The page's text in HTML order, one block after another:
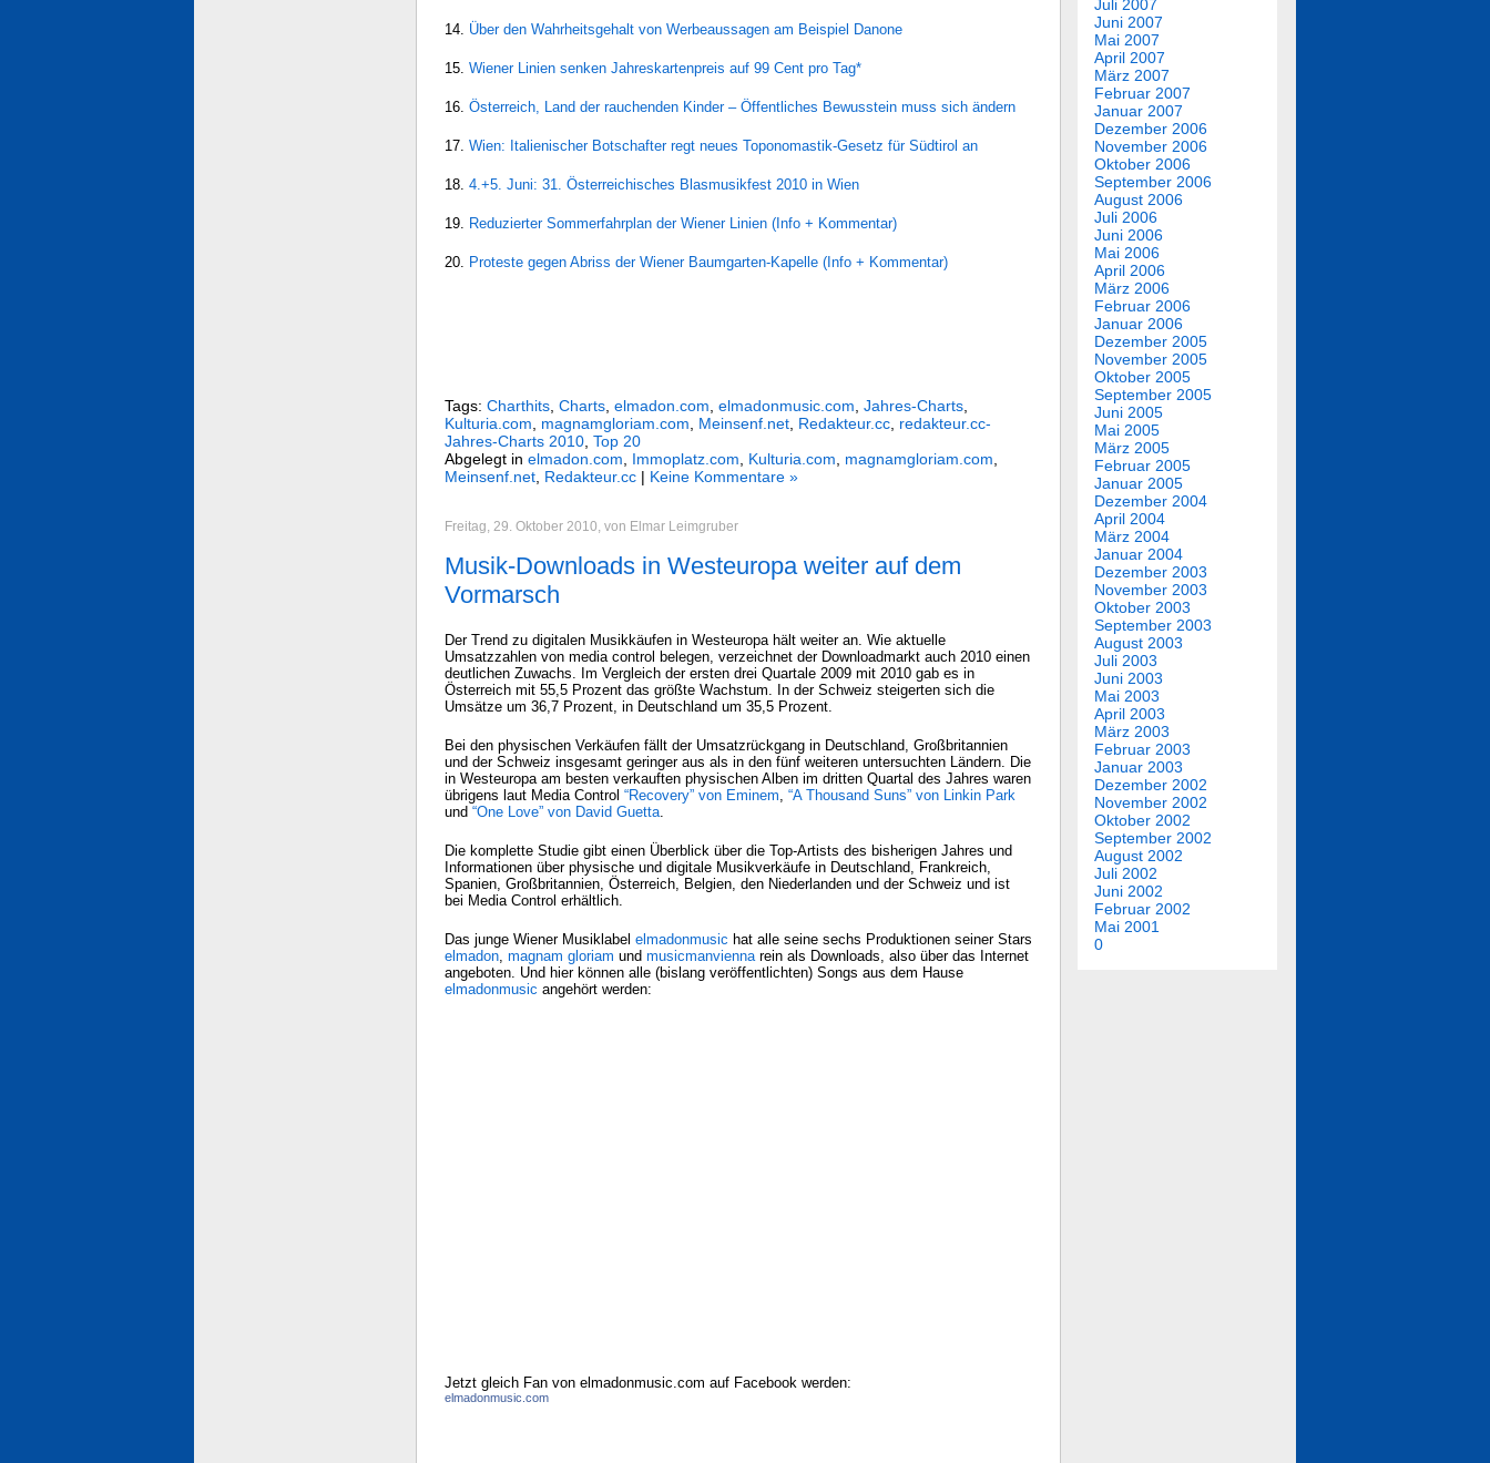
14. Über den Wahrheitsgehalt von Werbeaussagen am Beispiel Danone
15. Wiener Linien senken Jahreskartenpreis auf 99 Cent pro Tag*
16. Österreich, Land der rauchenden Kinder – Öffentliches Bewusstein muss sich ändern
17. Wien: Italienischer Botschafter regt neues Toponomastik-Gesetz für Südtirol an
18. 4.+5. Juni: 31. Österreichisches Blasmusikfest 2010 in Wien
19. Reduzierter Sommerfahrplan der Wiener Linien (Info + Kommentar)
20. Proteste gegen Abriss der Wiener Baumgarten-Kapelle (Info + Kommentar)
Tags: Charthits Charts elmadon.com elmadonmusic.com Jahres-Charts
Kulturia.com
magnamgloriam.com Meinsenf.net Redakteur.cc redakteur.cc-
Jahres-Charts 2010 Top 20
Abgelegt in elmadon.com Immoplatz.com Kulturia.com magnamgloriam.com
Meinsenf.net Redakteur.cc | Keine Kommentare »
Freitag, 29. Oktober 2010, von Elmar Leimgruber
Musik-Downloads in Westeuropa weiter auf dem
Vormarsch
Der Trend zu digitalen Musikkäufen in Westeuropa hält weiter an. Wie aktuelle
Umsatzzahlen von media control belegen, verzeichnet der Downloadmarkt auch 2010 einen
deutlichen Zuwachs. Im Vergleich der ersten drei Quartale 2009 mit 2010 gab es in
Österreich mit 55,5 Prozent das größte Wachstum. In der Schweiz steigerten sich die
Umsätze um 36,7 Prozent, in Deutschland um 35,5 Prozent.
Bei den physischen Verkäufen fällt der Umsatzrückgang in Deutschland, Großbritannien
und der Schweiz insgesamt geringer aus als in den fünf weiteren untersuchten Ländern. Die
in Westeuropa am besten verkauften physischen Alben im dritten Quartal des Jahres waren
übrigens laut Media Control “Recovery” von Eminem, “A Thousand Suns” von Linkin Park
und “One Love” von David Guetta.
Die komplette Studie gibt einen Überblick über die Top-Artists des bisherigen Jahres und
Informationen über physische und digitale Musikverkäufe in Deutschland, Frankreich,
Spanien, Großbritannien, Österreich, Belgien, den Niederlanden und der Schweiz und ist
bei Media Control erhältlich.
Das junge Wiener Musiklabel elmadonmusic hat alle seine sechs Produktionen seiner Stars
elmadon, magnam gloriam und musicmanviennarein als Downloads, also über das Internet
angeboten. Und hier können alle (bislang veröffentlichten) Songs aus dem Hause
elmadonmusic angehört werden:
Jetzt gleich Fan von elmadonmusic.com auf Facebook werden:
elmadonmusic.com
Juli 2007
Juni 2007
Mai 2007
April 2007
März 2007
Februar 2007
Januar 2007
Dezember 2006
November 2006
Oktober 2006
September 2006
August 2006
Juli 2006
Juni 2006
Mai 2006
April 2006
März 2006
Februar 2006
Januar 2006
Dezember 2005
November 2005
Oktober 2005
September 2005
Juni 2005
Mai 2005
März 2005
Februar 2005
Januar 2005
Dezember 2004
April 2004
März 2004
Januar 2004
Dezember 2003
November 2003
Oktober 2003
September 2003
August 2003
Juli 2003
Juni 2003
Mai 2003
April 2003
März 2003
Februar 2003
Januar 2003
Dezember 2002
November 2002
Oktober 2002
September 2002
August 2002
Juli 2002
Juni 2002
Februar 2002
Mai 2001
0